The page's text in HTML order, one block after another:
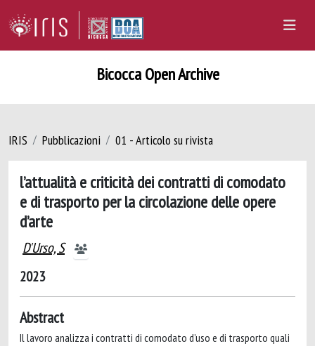
Bicocca Open Archive
IRIS Pubblicazioni 01 - Articolo su rivista
l’attualità e criticità dei contratti di comodato
e di trasporto per la circolazione delle opere
d’arte
D'Urso, S
2023
Abstract
Il lavoro analizza i contratti di comodato d’uso e di trasporto quali